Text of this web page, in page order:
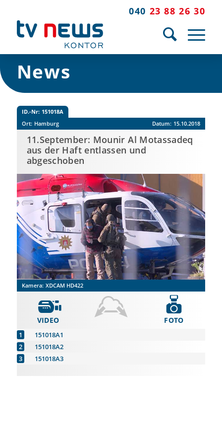
040 23 88 26 30
News
ID.-Nr: 151018A
Ort: Hamburg Datum: 15.10.2018
11.September: Mounir Al Motassadeq
aus der Haft entlassen und
abgeschoben
Kamera: XDCAM HD422
VIDEO
151018A1
151018A2
151018A3
FOTO